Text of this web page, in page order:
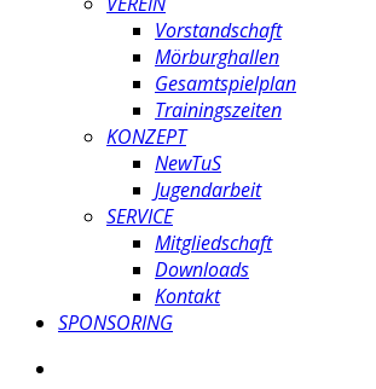
Vorstandschaft
Mörburghallen
Gesamtspielplan
Trainingszeiten
KONZEPT
NewTuS
Jugendarbeit
SERVICE
Mitgliedschaft
Downloads
Kontakt
SPONSORING